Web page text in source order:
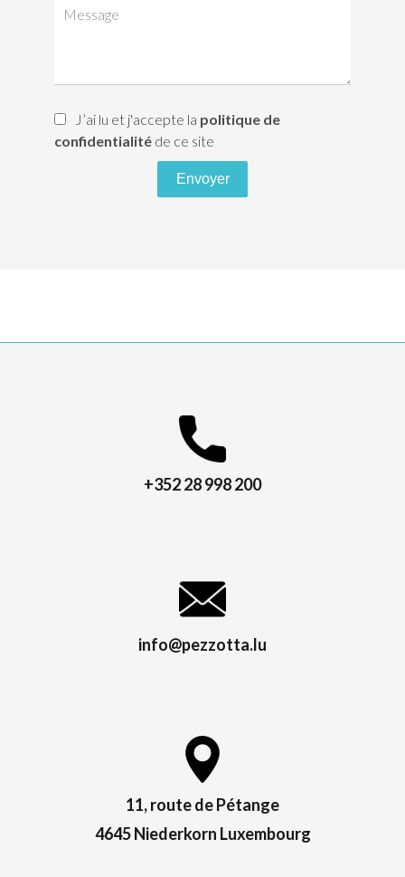
J’ai lu et j'accepte la politique de
confidentialité de ce site
Envoyer
+352 28 998 200
info@pezzotta.lu
11, route de Pétange
4645 Niederkorn Luxembourg